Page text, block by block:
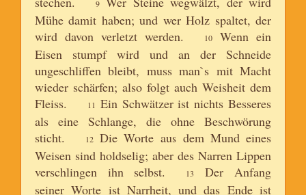
9
Mühe damit haben; und wer Holz spaltet, der
wird davon verletzt werden.
10
Wenn ein
Eisen stumpf wird und an der Schneide
ungeschliffen bleibt, muss man`s mit Macht
wieder schärfen; also folgt auch Weisheit dem
Fleiss.
11 Ein Schwätzer ist nichts Besseres
als eine Schlange, die ohne Beschwörung
sticht.
12 Die Worte aus dem Mund eines
Weisen sind holdselig; aber des Narren Lippen
verschlingen ihn selbst.
13
Der Anfang
seiner Worte ist Narrheit, und das Ende ist